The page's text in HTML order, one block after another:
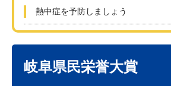
熱中症を予防しましょう
岐阜県民栄誉大賞